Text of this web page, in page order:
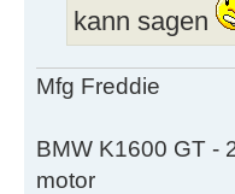
kann sagen
Mfg Freddie
BMW K1600 GT -
motor